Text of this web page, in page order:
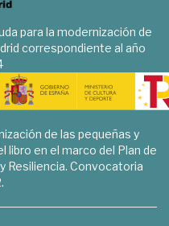
para la modernización de
correspondiente al año
de las pequeñas y
en el marco del Plan de
Resiliencia. Convocatoria